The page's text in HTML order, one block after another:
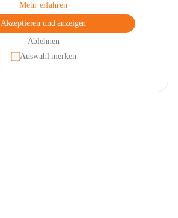
Mehr erfahren
Akzeptieren und anzeigen
Ablehnen
Auswahl merken